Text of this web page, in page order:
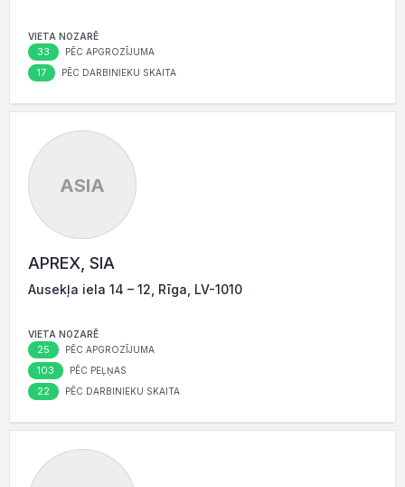
VIETA NOZARĒ
33 PĒC APGROZĪJUMA
17 PĒC DARBINIEKU SKAITA
ASIA
APREX, SIA
Ausekļa iela 14 – 12, Rīga, LV-1010
VIETA NOZARĒ
25 PĒC APGROZĪJUMA
103 PĒC PEĻŅAS
22 PĒC DARBINIEKU SKAITA